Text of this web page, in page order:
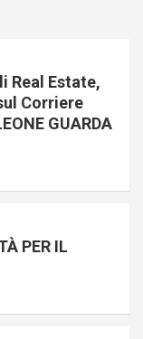
Real Estate,
Corriere
GUARDA
PER IL